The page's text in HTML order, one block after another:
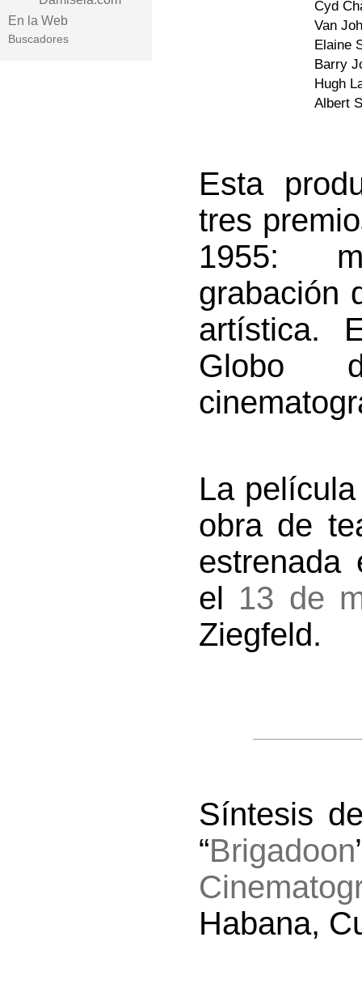
En la Web
Buscadores
Cyd
Van
Elaine
Barry
Hugh
Albert
Esta
tres
1955:
grabación
artística.
Globo
La
obra de
estrenada
el 13 de
Ziegfeld.
Síntesis
“Brigadoon
Habana,